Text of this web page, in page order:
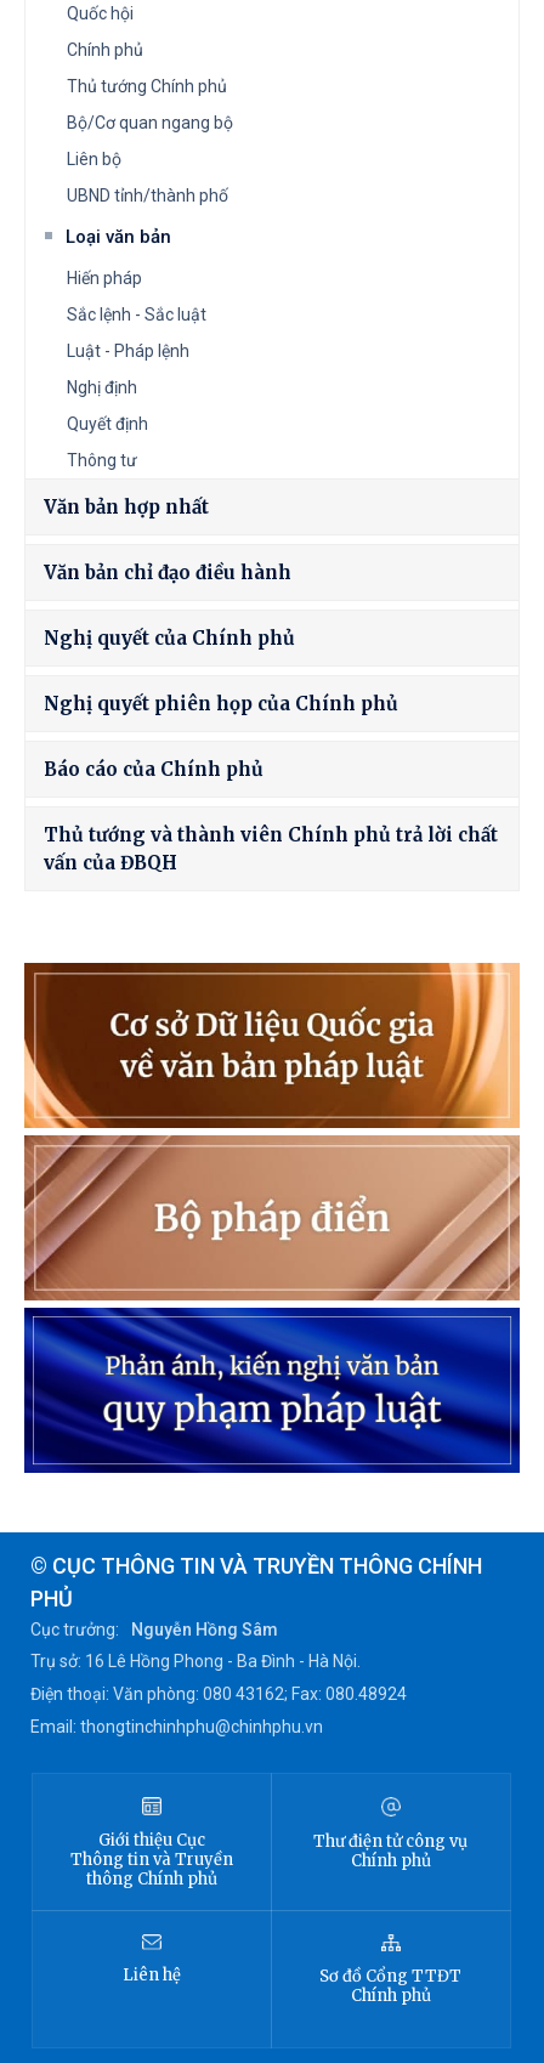
Quốc hội
Chính phủ
Thủ tướng Chính phủ
Bộ/Cơ quan ngang bộ
Liên bộ
UBND tỉnh/thành phố
Loại văn bản
Hiến pháp
Sắc lệnh - Sắc luật
Luật - Pháp lệnh
Nghị định
Quyết định
Thông tư
Văn bản hợp nhất
Văn bản chỉ đạo điều hành
Nghị quyết của Chính phủ
Nghị quyết phiên họp của Chính phủ
Báo cáo của Chính phủ
Thủ tướng và thành viên Chính phủ trả lời chất
vấn của ĐBQH
© CỤC THÔNG TIN VÀ TRUYỀN THÔNG CHÍNH
PHỦ
Cục trưởng:
Nguyễn Hồng Sâm
Trụ sở: 16 Lê Hồng Phong - Ba Đình - Hà Nội.
Điện thoại: Văn phòng: 080 43162; Fax: 080.48924
Email: thongtinchinhphu@chinhphu.vn
Giới thiệu Cục
Thông tinvà Truyền
thông Chính phủ
Thư điện tử công vụ
Chính phủ
Liên hệ Sơ đồ Cổng TTĐT
Chính phủ